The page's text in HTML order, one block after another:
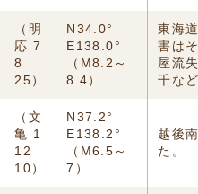
（明
応 7
8
25）
N34.0°
E138.0°
（M8.2～
8.4）
東海
害は
屋流
千な
（文
亀 1
12
10）
N37.2°
E138.2°
（M6.5～
7）
越後
た。